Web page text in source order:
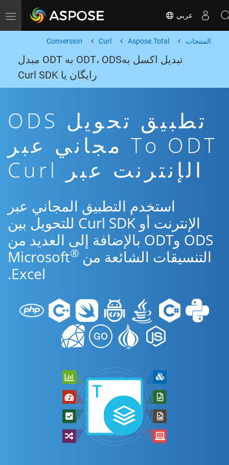
Toggle navigation عربي
المنتجات Aspose.Total
Curl
Conversion
تبدیل اکسل بهODT، ODS به ODT مبدل
رایگان یا Curl SDK
تطبيق تحويل ODS
To ODT مجاني عبر
الإنترنت عبر Curl
استخدم التطبيق المجاني عبر
الإنترنت أو Curl SDK للتحويل بين
ODS وODT بالإضافة إلى العديد من
التنسيقات الشائعة من Microsoft ®
Excel.